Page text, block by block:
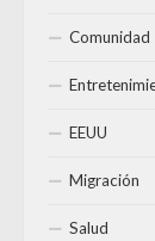
Comunidad
EEUU
Migración
Salud